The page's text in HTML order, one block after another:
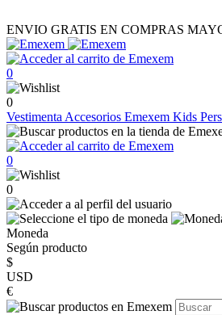
ENVIO GRATIS EN COMPRAS
0
0
Vestimenta Accesorios Emexem Kids
0
0
Moneda
Según producto
$
USD
€